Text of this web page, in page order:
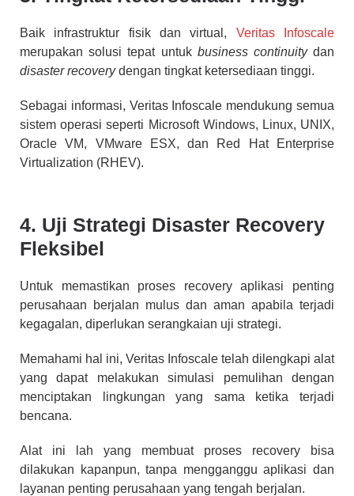
Baik infrastruktur fisik dan virtual, Veritas Infoscale
merupakan solusi tepat untuk business continuitydan
disaster recoverydengan tingkat ketersediaan tinggi.
Sebagai informasi, Veritas Infoscale mendukung semua
sistem operasi seperti Microsoft Windows, Linux, UNIX,
Oracle VM, VMware ESX, dan Red Hat Enterprise
Virtualization (RHEV).
4. Uji Strategi Disaster Recovery
Fleksibel
Untuk memastikan proses recovery aplikasi penting
perusahaan berjalan mulus dan aman apabila terjadi
kegagalan, diperlukan serangkaian uji strategi.
Memahami hal ini, Veritas Infoscale telah dilengkapi alat
yang dapat melakukan simulasi pemulihan dengan
menciptakan lingkungan yang sama ketika terjadi
bencana.
Alat ini lah yang membuat proses recovery bisa
dilakukan kapanpun, tanpa mengganggu aplikasi dan
layanan penting perusahaan yang tengah berjalan.